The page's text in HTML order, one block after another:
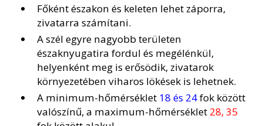
Főként északon és keleten lehet záporra,
zivatarra számítani.
A szél egyre nagyobb területen
északnyugatira fordul és megélénkül,
helyenként meg is erősödik, zivatarok
környezetében viharos lökések is lehetnek.
A minimum-hőmérséklet 18 és 24fok között
valószínű, a maximum-hőmérséklet 28, 35